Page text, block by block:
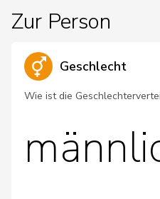
Zur Person
Geschlecht
Wie ist die